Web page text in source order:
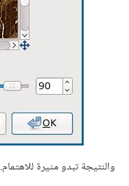
والنتيجة تبدو مثيرة للاهتمام.